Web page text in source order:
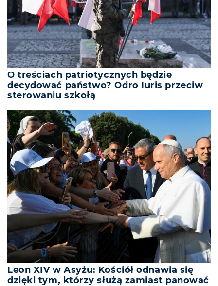
O treściach patriotycznych będzie
decydować państwo? Odro Iuris przeciw
sterowaniu szkołą
Leon XIV w Asyżu: Kościół odnawia się
dzięki tym, którzy służą zamiast panować